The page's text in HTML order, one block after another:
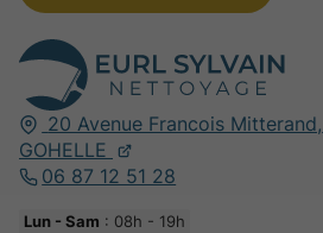
20 Avenue Francois Mitterand,
GOHELLE
06 87 12 51 28
Lun - Sam : 08h - 19h